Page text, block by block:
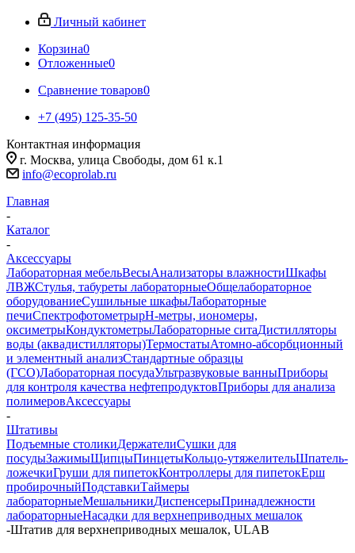
Личный кабинет
Корзина0
Отложенные0
Сравнение товаров0
+7 (495) 125-35-50
Контактная информация
г. Москва, улица Свободы, дом 61 к.1
info@ecoprolab.ru
Главная
-
Каталог
-
Аксессуары
Лабораторная мебельВесыАнализаторы влажностиШкафы
ЛВЖСтулья, табуреты лабораторныеОбщелабораторное
оборудованиеСушильные шкафыЛабораторные
печиСпектрофотометрыpH-метры, иономеры,
оксиметрыКондуктометрыЛабораторные ситаДистилляторы
воды (аквадистилляторы)ТермостатыАтомно-абсорбционный
и элементный анализСтандартные образцы
(ГСО)Лабораторная посудаУльтразвуковые ванныПриборы
для контроля качества нефтепродуктовПриборы для анализа
полимеровАксессуары
-
Штативы
Подъемные столикиДержателиСушки для
посудыЗажимыЩипцыПинцетыКольцо-утяжелительШпатель-
ложечкиГруши для пипетокКонтроллеры для пипетокЕрш
пробирочныйПодставкиТаймеры
лабораторныеМешальникиДиспенсерыПринадлежности
лабораторныеНасадки для верхнеприводных мешалок
-Штатив для верхнеприводных мешалок, ULAB